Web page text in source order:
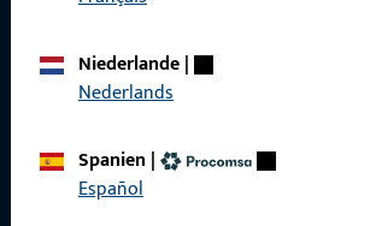
Niederlande|
Nederlands
Spanien |
Español
Referenzen